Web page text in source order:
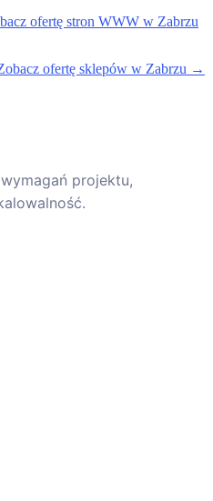
ofertę stron WWW w Zabrzu
ofertę sklepów w Zabrzu →
projektu,